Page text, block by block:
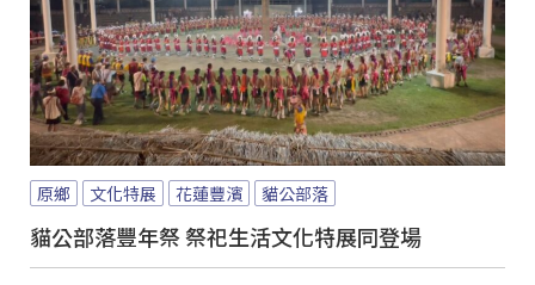
原鄉 文化特展 花蓮豐濱 貓公部落
貓公部落豐年祭 祭祀生活文化特展同登場